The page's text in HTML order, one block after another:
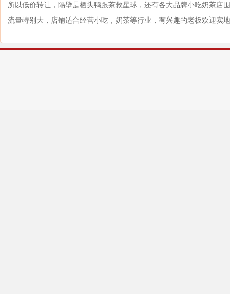
所以低价转让，隔壁是栖头鸭跟茶救星球，还有各大品牌小吃奶茶
流量特别大，店铺适合经营小吃，奶茶等行业，有兴趣的老板欢迎实